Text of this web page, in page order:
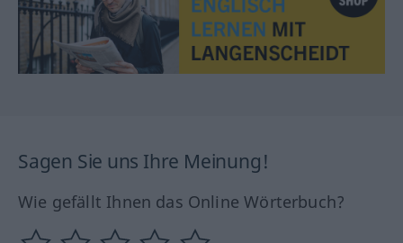
Sagen Sie uns Ihre Meinung!
Wie gefällt Ihnen das Online Wörterbuch?